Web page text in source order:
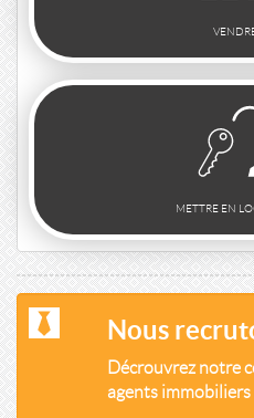
METTRE EN
Nous
Décrouvrez notre
agents